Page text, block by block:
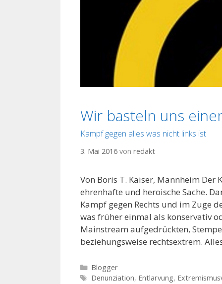
Wir basteln uns
Kampf gegen alles was nicht links ist
3. Mai 2016 von redakt
Von Boris T. Kaiser, Mannheim Der
ehrenhafte und heroische Sache.
Kampf gegen Rechts und im Zuge
was früher einmal als konservativ
Mainstream aufgedrückten,
beziehungsweise rechtsextrem.
K
a
Blogger
S
Denunziation, Entlarvung,